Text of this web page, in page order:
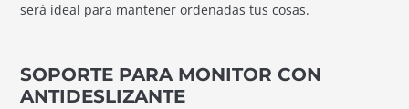
será ideal para mantener ordenadas tus cosas.
SOPORTE PARA MONITOR CON
ANTIDESLIZANTE